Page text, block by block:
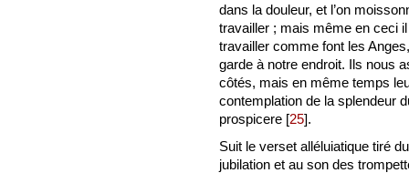
dans la douleur, et l’on
travailler ; mais même en ceci
travailler comme font les
garde à notre endroit. Ils nous
côtés, mais en même temps
contemplation de la splendeur
prospicere [25].
Suit le verset alléluiatique tiré
jubilation et au son des